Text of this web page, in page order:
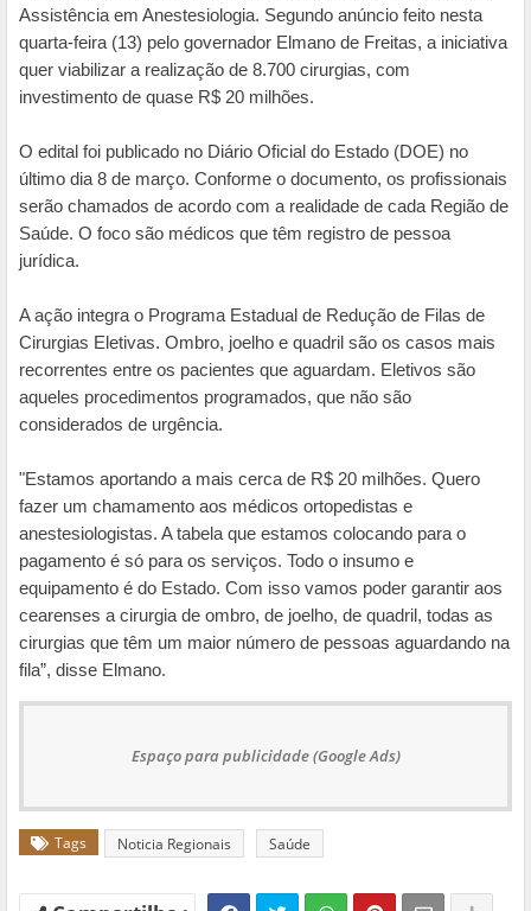
Assistência em Anestesiologia. Segundo anúncio feito nesta
quarta-feira (13) pelo governador Elmano de Freitas, a iniciativa
quer viabilizar a realização de 8.700 cirurgias, com
investimento de quase R$ 20 milhões.
O edital foi publicado no Diário Oficial do Estado (DOE) no
último dia 8 de março. Conforme o documento, os profissionais
serão chamados de acordo com a realidade de cada Região de
Saúde. O foco são médicos que têm registro de pessoa
jurídica.
A ação integra o Programa Estadual de Redução de Filas de
Cirurgias Eletivas. Ombro, joelho e quadril são os casos mais
recorrentes entre os pacientes que aguardam. Eletivos são
aqueles procedimentos programados, que não são
considerados de urgência.
"Estamos aportando a mais cerca de R$ 20 milhões. Quero
fazer um chamamento aos médicos ortopedistas e
anestesiologistas. A tabela que estamos colocando para o
pagamento é só para os serviços. Todo o insumo e
equipamento é do Estado. Com isso vamos poder garantir aos
cearenses a cirurgia de ombro, de joelho, de quadril, todas as
cirurgias que têm um maior número de pessoas aguardando na
fila”, disse Elmano.
Espaço para publicidade (Google Ads)
Tags Noticia Regionais Saúde